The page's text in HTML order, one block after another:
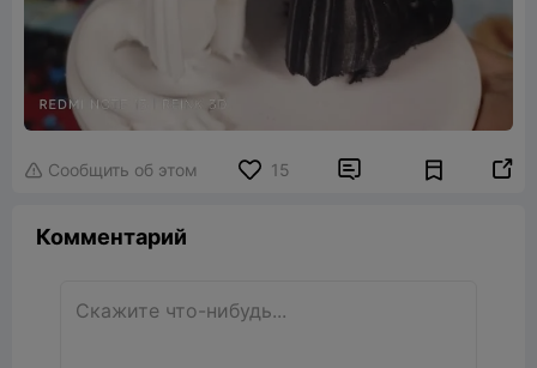
 Сообщить об этом 15  
Комментарий